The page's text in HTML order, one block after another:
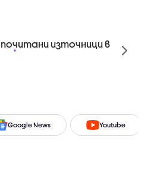
източници в
Google News Youtube